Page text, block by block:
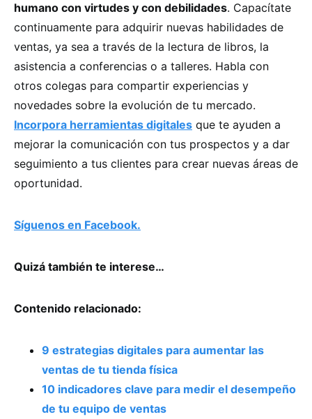
humano con virtudes y con debilidades. Capacítate
continuamente para adquirir nuevas habilidades de
ventas, ya sea a través de la lectura de libros, la
asistencia a conferencias o a talleres. Habla con
otros colegas para compartir experiencias y
novedades sobre la evolución de tu mercado.
Incorpora herramientas digitales que te ayuden a
mejorar la comunicación con tus prospectos y a dar
seguimiento a tus clientes para crear nuevas áreas de
oportunidad.
Síguenos en Facebook.
Quizá también te interese…
Contenido relacionado:
9 estrategias digitales para aumentar las
ventas de tu tienda física
10 indicadores clave para medir el desempeño
de tu equipo de ventas